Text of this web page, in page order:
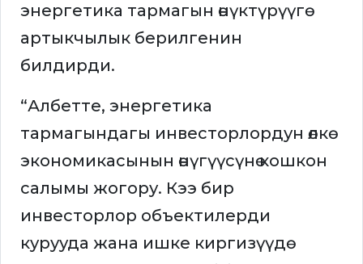
энергетика тармагын өнүктүрүүгө
артыкчылык берилгенин
билдирди.
“Албетте, энергетика
тармагындагы инвесторлордун өлкө
экономикасынын өнүгүүсүнө кошкон
салымы жогору. Кээ бир
инвесторлор объектилерди
курууда жана ишке киргизүүдө